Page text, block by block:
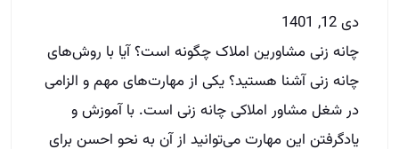
می‌دانید ارتباط برقرار کردن با سایر افراد نیاز به داشتن
تجربه و مهارت کافی دارد. ‌ در ادامه با ما همراه باشید
تا در مورد چانه زنی مشاورین املاک بیشتر بدانید. ‌
توضیحات بیشتر »